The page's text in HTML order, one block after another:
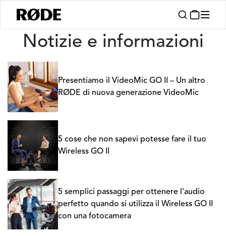
Notizie
Notizie e informazioni
Presentiamo il VideoMic GO II – Un altro
RØDE di nuova generazione VideoMic
5 cose che non sapevi potesse fare il tuo
Wireless GO II
5 semplici passaggi per ottenere l'audio
perfetto quando si utilizza il Wireless GO II
con una fotocamera